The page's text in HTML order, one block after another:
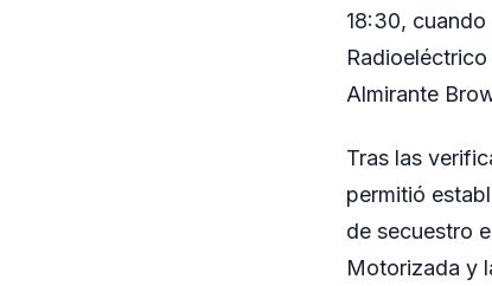
18:30,
Almirante
Tras las
permitió
de secuestro
Motorizada y